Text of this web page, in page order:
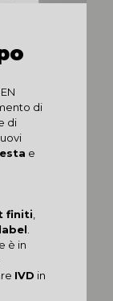
di
di
e
finiti
è in
IVD in